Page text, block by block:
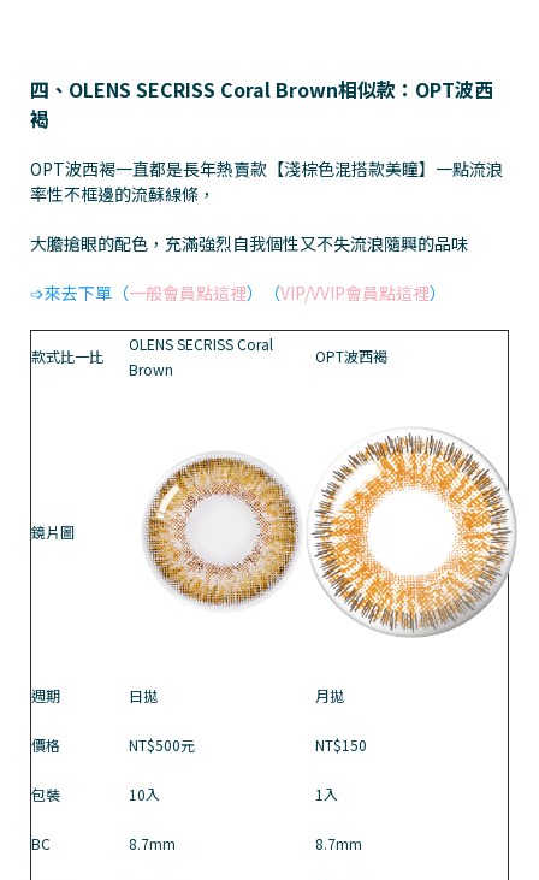
四、OLENS SECRISS Coral Brown相似款：OPT波西
褐
OPT波西褐一直都是長年熱賣款【淺棕色混搭款美瞳】一點流浪
率性不框邊的流蘇線條，
大膽搶眼的配色，充滿強烈自我個性又不失流浪隨興的品味
➩來去下單（一般會員點這裡）（VIP/VVIP會員點這裡）
款式比一比
OLENS SECRISS Coral
Brown
OPT波西褐
鏡片圖
週期 日拋 月拋
價格 NT$500元 NT$150
包裝 10入 1入
BC 8.7mm 8.7mm